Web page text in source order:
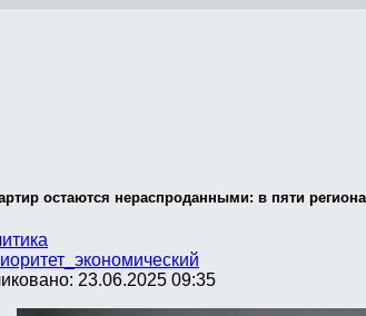
остаются нераспроданными: в пяти
23.06.2025 09:35